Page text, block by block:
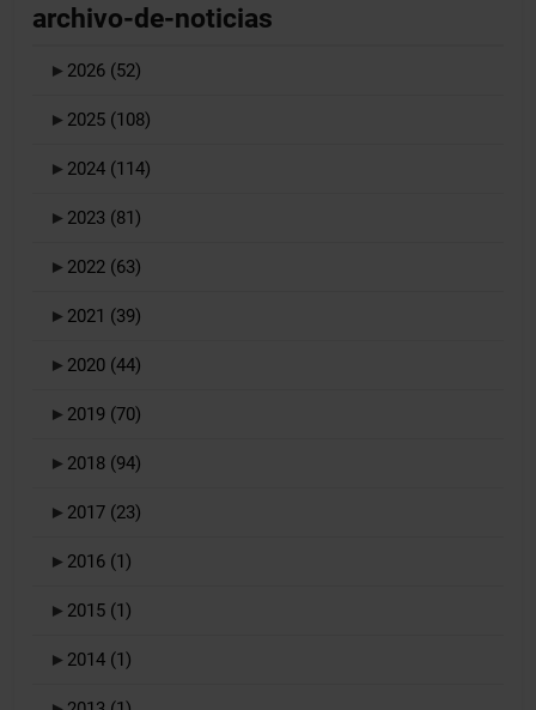
archivo-de-noticias
► 2026 (52)
► 2025 (108)
► 2024 (114)
► 2023 (81)
► 2022 (63)
► 2021 (39)
► 2020 (44)
► 2019 (70)
► 2018 (94)
► 2017 (23)
► 2016 (1)
► 2015 (1)
► 2014 (1)